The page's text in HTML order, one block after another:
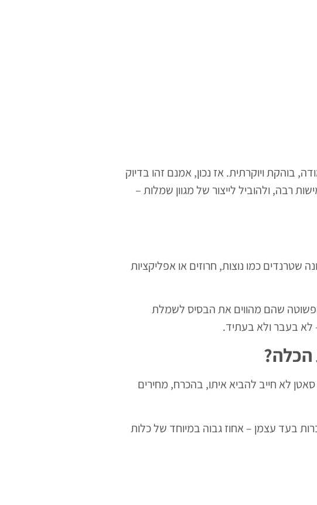
ויוקרתית. אז נכון, אמנם זהו בדיוק
רבה, ולהוביל לייצור של מגוון שמלות –
כמו נוצות, חרוזים או אפליקציות
שהם מהווים את הבסיס לשמלת
לא בעבר ולא בעתיד.
הכלה?
לא חייב להביא איתו, בהכרח, מחירים
בעד עצמן – אחוז גבוה במיוחד של כלות